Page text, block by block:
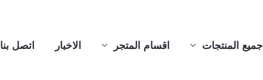
جميع المنتجات اقسام المتجر الاخبار اتصل بنا